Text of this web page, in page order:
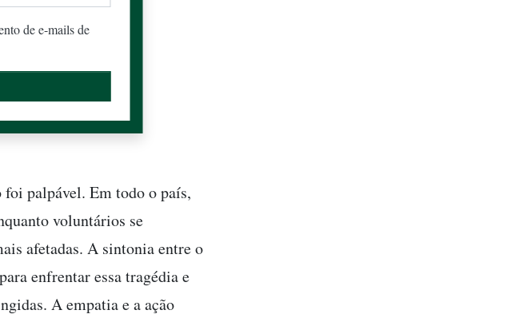
de e-mails de
palpável. Em todo o país,
voluntários se
afetadas. A sintonia entre o
enfrentar essa tragédia e
A empatia e a ação